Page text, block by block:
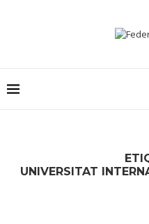
UNIVERSITAT